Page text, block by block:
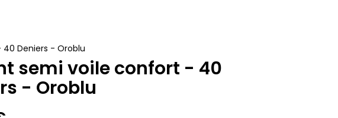
Deniers - Oroblu
semi voile confort - 40
- Oroblu